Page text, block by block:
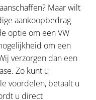
Maar wilt
aankoopbedrag
optie om een VW
om een
verzorgen dan een
Zo kunt u
voordelen, betaalt u
u direct